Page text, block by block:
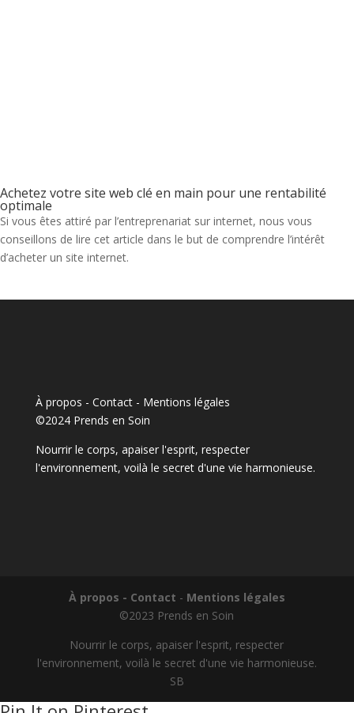
Achetez votre site web clé en main pour une rentabilité
optimale
Si vous êtes attiré par l’entreprenariat sur internet, nous vous
conseillons de lire cet article dans le but de comprendre l’intérêt
d’acheter un site internet.
À propos - Contact- Mentions légales
©2024 Prends en Soin
Nourrir le corps, apaiser l'esprit, respecter
l'environnement, voilà le secret d'une vie harmonieuse.
À propos - Contact - Mentions légales
©2023 Prends en Soin
Nourrir le corps, apaiser l'esprit, respecter
l'environnement, voilà le secret d'une vie harmonieuse.
SB